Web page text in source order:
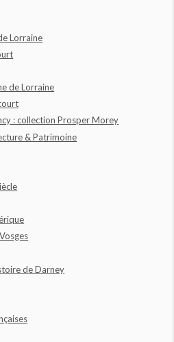
Lorraine
de Lorraine
: collection Prosper Morey
& Patrimoine
de Darney